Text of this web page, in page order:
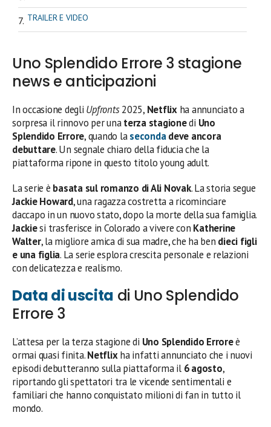
TRAILER E VIDEO
Uno Splendido Errore 3 stagione
news e anticipazioni
In occasione degli Upfronts2025, Netflixha annunciato a
sorpresa il rinnovo per unaterza stagionedi Uno
Splendido Errore, quando lasecondadeve ancora
debuttare. Un segnale chiaro della fiducia che la
piattaforma ripone in questo titolo young adult.
La serie è basata sul romanzo di Ali Novak. La storia segue
Jackie Howard, una ragazza costretta a ricominciare
daccapo in un nuovo stato, dopo la morte della sua famiglia.
Jackiesi trasferisce in Colorado a vivere con Katherine
Walter, la migliore amica di sua madre, che ha ben dieci figli
e una figlia. La serie esplora crescita personale e relazioni
con delicatezza e realismo.
Data di uscita di Uno Splendido
Errore 3
L’attesa per la terza stagione di Uno Splendido Erroreè
ormai quasi finita.Netflixha infatti annunciato che i nuovi
episodi debutteranno sulla piattaforma il 6 agosto,
riportando gli spettatori tra le vicende sentimentali e
familiari che hanno conquistato milioni di fan in tutto il
mondo.